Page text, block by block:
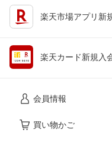
楽天市場アプリ新
楽天カード新規入
会員情報
買い物かご